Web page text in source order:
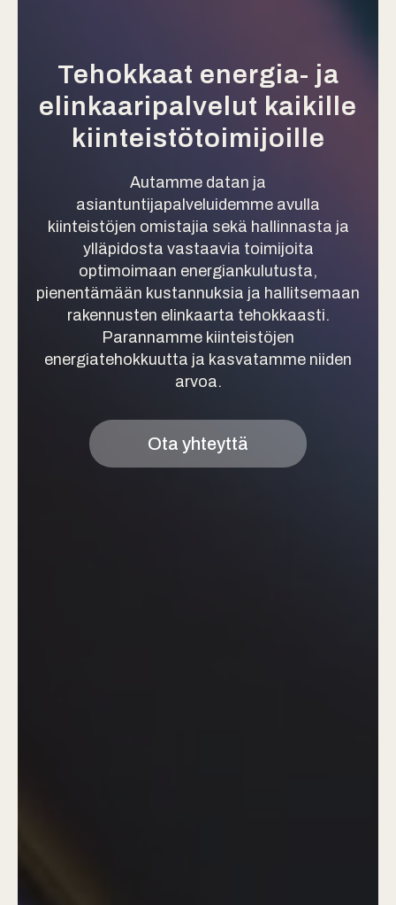
Tehokkaat energia- ja
elinkaaripalvelut kaikille
kiinteistötoimijoille
Autamme datan ja
asiantuntijapalveluidemme avulla
kiinteistöjen omistajia sekä hallinnasta ja
ylläpidosta vastaavia toimijoita
optimoimaan energiankulutusta,
pienentämään kustannuksia ja hallitsemaan
rakennusten elinkaarta tehokkaasti.
Parannamme kiinteistöjen
energiatehokkuutta ja kasvatamme niiden
arvoa.
Ota yhteyttä